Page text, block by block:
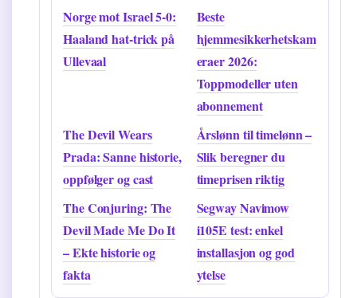
Norge mot Israel 5-0:
Haaland hat-trick på
Ullevaal
Beste
hjemmesikkerhetskam
eraer 2026:
Toppmodeller uten
abonnement
The Devil Wears
Prada: Sanne historie,
oppfølger og cast
Årslønn til timelønn –
Slik beregner du
timeprisen riktig
The Conjuring: The
Devil Made Me Do It
– Ekte historie og
fakta
Segway Navimow
i105E test: enkel
installasjon og god
ytelse